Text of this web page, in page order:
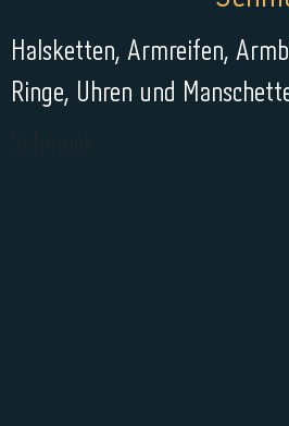
Halsketten, Armreifen,
Ringe, Uhren und